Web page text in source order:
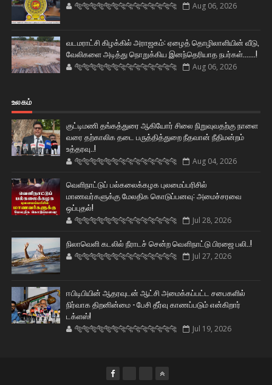
🐅🐅🐅🐅🐅🐅🐆🐆🐆🐆🐆🐆🐆🐆 Aug 06, 2026
வடமராட்சி கிழக்கில் அராஜகம்: ஏழைத் தொழிலாளியின் வீடு,
வேலிகளை அடித்து நொறுக்கிய இனந்தெரியாத நபர்கள்.......!
🐅🐅🐅🐅🐅🐅🐆🐆🐆🐆🐆🐆🐆🐆 Aug 06, 2026
உலகம்
குட்டிமணி தங்கத்துரை ஆகியோர் சிலை நிறுவுவதற்கு நாளை
வரை தற்காலிக தடை பருத்தித்துறை நீதவான் நீதிமன்றம்
உத்தரவு..!
🐅🐅🐅🐅🐅🐅🐆🐆🐆🐆🐆🐆🐆🐆 Aug 04, 2026
வெளிநாட்டுப் பல்கலைக்கழக புலமைப்பரிசில்
மாணவர்களுக்கு மேலதிக கொடுப்பனவு: அமைச்சரவை
ஒப்புதல்!
🐅🐅🐅🐅🐅🐅🐆🐆🐆🐆🐆🐆🐆🐆 Jul 28, 2026
நிலாவெளி கடலில் நீராடச் சென்ற வௌிநாட்டு பிரஜை பலி..!
🐅🐅🐅🐅🐅🐅🐆🐆🐆🐆🐆🐆🐆🐆 Jul 27, 2026
ஈபிடிபியின் ஆதரவுடன் ஆட்சி அமைக்கப்பட்ட சபைகளில்
நிர்வாக திறனின்மை - பேசி தீர்வு காணப்படும் என்கிறார்
டக்ளஸ்!
🐅🐅🐅🐅🐅🐅🐆🐆🐆🐆🐆🐆🐆🐆 Jul 19, 2026